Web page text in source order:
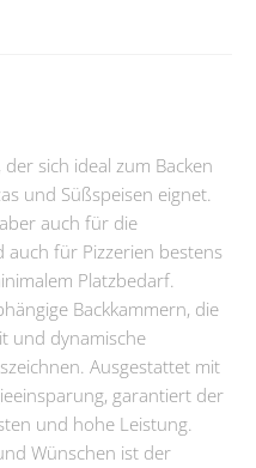
sich ideal zum Backen
und Süßspeisen eignet.
auch für die
für Pizzerien bestens
Platzbedarf.
Backkammern, die
und dynamische
Ausgestattet mit
garantiert der
und hohe Leistung.
Wünschen ist der